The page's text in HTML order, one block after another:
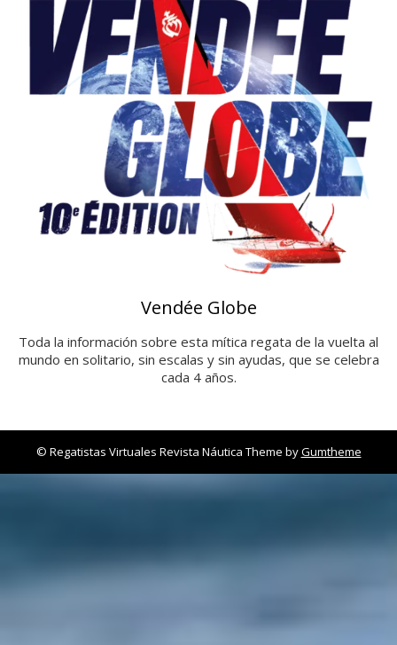
Vendée Globe
Toda la información sobre esta mítica regata de la vuelta al
mundo en solitario, sin escalas y sin ayudas, que se celebra
cada 4 años.
© Regatistas Virtuales Revista Náutica Theme byGumtheme